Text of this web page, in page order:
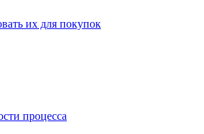
их для покупок
процесса